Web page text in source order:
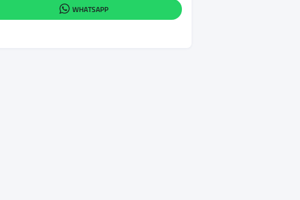
WHATSAPP